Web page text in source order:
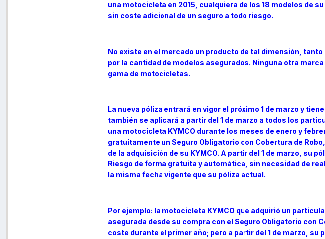
una motocicleta en 2015, cualquiera de los 18 modelos de
sin coste adicional de un seguro a todo riesgo.
No existe en el mercado un producto de tal dimensión,
por la cantidad de modelos asegurados. Ninguna otra
gama de motocicletas.
La nueva póliza entrará en vigor el próximo 1 de marzo y
también se aplicará a partir del 1 de marzo a todos los
una motocicleta KYMCO durante los meses de enero y
gratuitamente un Seguro Obligatorio con Cobertura de
de la adquisición de su KYMCO. A partir del 1 de marzo, su
Riesgo de forma gratuita y automática, sin necesidad de
la misma fecha vigente que su póliza actual.
Por ejemplo: la motocicleta KYMCO que adquirió un
asegurada desde su compra con el Seguro Obligatorio con
coste durante el primer año; pero a partir del 1 de marzo, su